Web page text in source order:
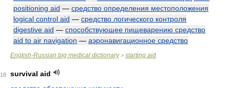
positioning aid — средство определения местоположения
logical control aid — средство логического контроля
digestive aid — способствующее пищеварению средство
aid to air navigation — аэронавигационное средство
English-Russian big medical dictionary> starting aid
18
survival aid